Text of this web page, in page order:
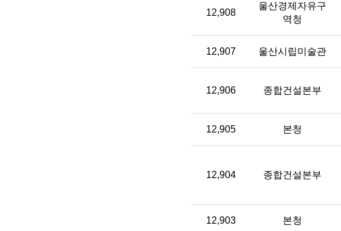
12,908
울산경제자유구
역청
12,907 울산시립미술관
12,906 종합건설본부
12,905 본청
12,904 종합건설본부
12,903 본청